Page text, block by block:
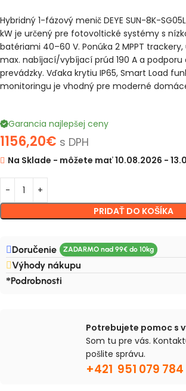
Hybridný 1-fázový menič DEYE SUN-8K-
kW je určený pre fotovoltické systémy s
batériami 40–60 V. Ponúka 2 MPPT trackery,
max. nabíjací/vybíjací prúd 190 A a
prevádzky. Vďaka krytiu IP65, Smart Load
monitoringu je vhodný pre moderné
Garancia najlepšej ceny
1156,20€ s DPH
Na Sklade - môžete mať 10.08.2026 -
PRIDAŤ DO KOŠÍKA
Doručenie
Výhody nákupu
Podrobnosti
Potrebujete pomoc s
Som tu pre vás.
pošlite správu.
+421 951 079 784